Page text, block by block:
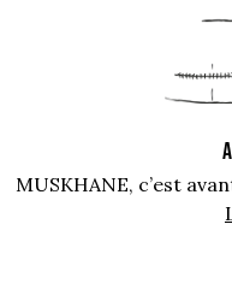
MUSKHANE, c’est